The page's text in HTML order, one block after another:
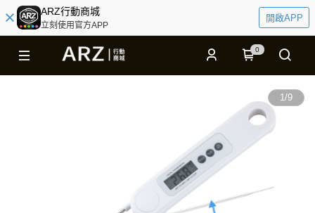
ARZ行動商城
立刻使用官方APP
開啟APP
0
1/9